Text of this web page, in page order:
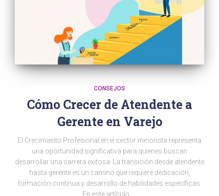
CONSEJOS
Cómo Crecer de Atendente a
Gerente en Varejo
El Crecimiento Profesional en el sector minorista representa
una oportunidad significativa para quienes buscan
desarrollar una carrera exitosa. La transición desde atendente
hasta gerente es un camino que requiere dedicación,
formación continua y desarrollo de habilidades específicas.
En este artículo, …